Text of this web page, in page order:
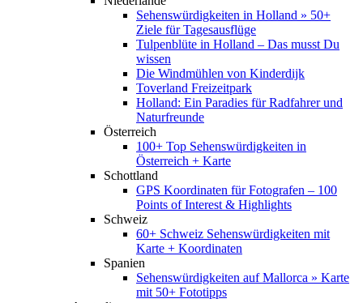
Sehenswürdigkeiten in Holland » 50+
Ziele für Tagesausflüge
Tulpenblüte in Holland – Das musst Du
wissen
Die Windmühlen von Kinderdijk
Toverland Freizeitpark
Holland: Ein Paradies für Radfahrer und
Naturfreunde
Österreich
100+ Top Sehenswürdigkeiten in
Österreich + Karte
Schottland
GPS Koordinaten für Fotografen – 100
Points of Interest & Highlights
Schweiz
60+ Schweiz Sehenswürdigkeiten mit
Karte + Koordinaten
Spanien
Sehenswürdigkeiten auf Mallorca » Karte
mit 50+ Fototipps